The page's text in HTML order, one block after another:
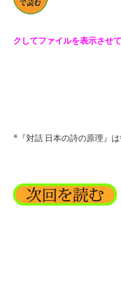
クしてファイルを表示させて
*『対話 日本の詩の原理』は